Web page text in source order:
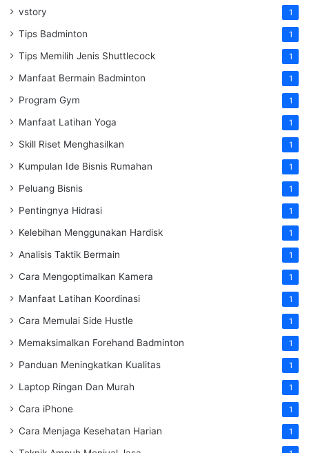
vstory 1
Tips Badminton 1
Tips Memilih Jenis Shuttlecock 1
Manfaat Bermain Badminton 1
Program Gym 1
Manfaat Latihan Yoga 1
Skill Riset Menghasilkan 1
Kumpulan Ide Bisnis Rumahan 1
Peluang Bisnis 1
Pentingnya Hidrasi 1
Kelebihan Menggunakan Hardisk 1
Analisis Taktik Bermain 1
Cara Mengoptimalkan Kamera 1
Manfaat Latihan Koordinasi 1
Cara Memulai Side Hustle 1
Memaksimalkan Forehand Badminton 1
Panduan Meningkatkan Kualitas 1
Laptop Ringan Dan Murah 1
Cara iPhone 1
Cara Menjaga Kesehatan Harian 1